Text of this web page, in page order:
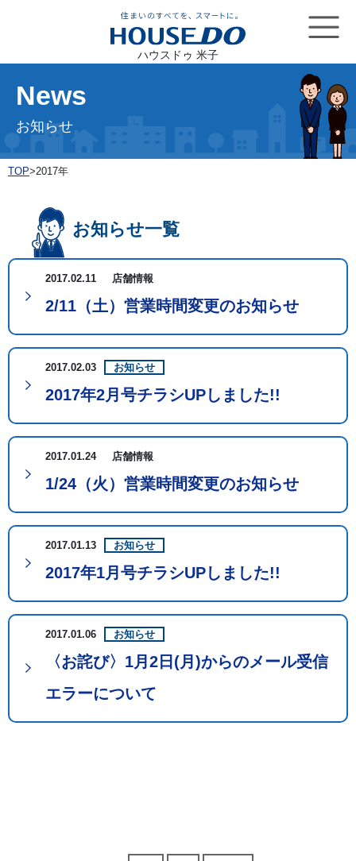
ハウスドゥ 米子
News
お知らせ
TOP>2017年
お知らせ一覧
2017.02.11 店舗情報
2/11（土）営業時間変更のお知らせ
2017.02.03 お知らせ
2017年2月号チラシUPしました!!
2017.01.24 店舗情報
1/24（火）営業時間変更のお知らせ
2017.01.13 お知らせ
2017年1月号チラシUPしました!!
2017.01.06 お知らせ
〈お詫び〉1月2日(月)からのメール受信
エラーについて